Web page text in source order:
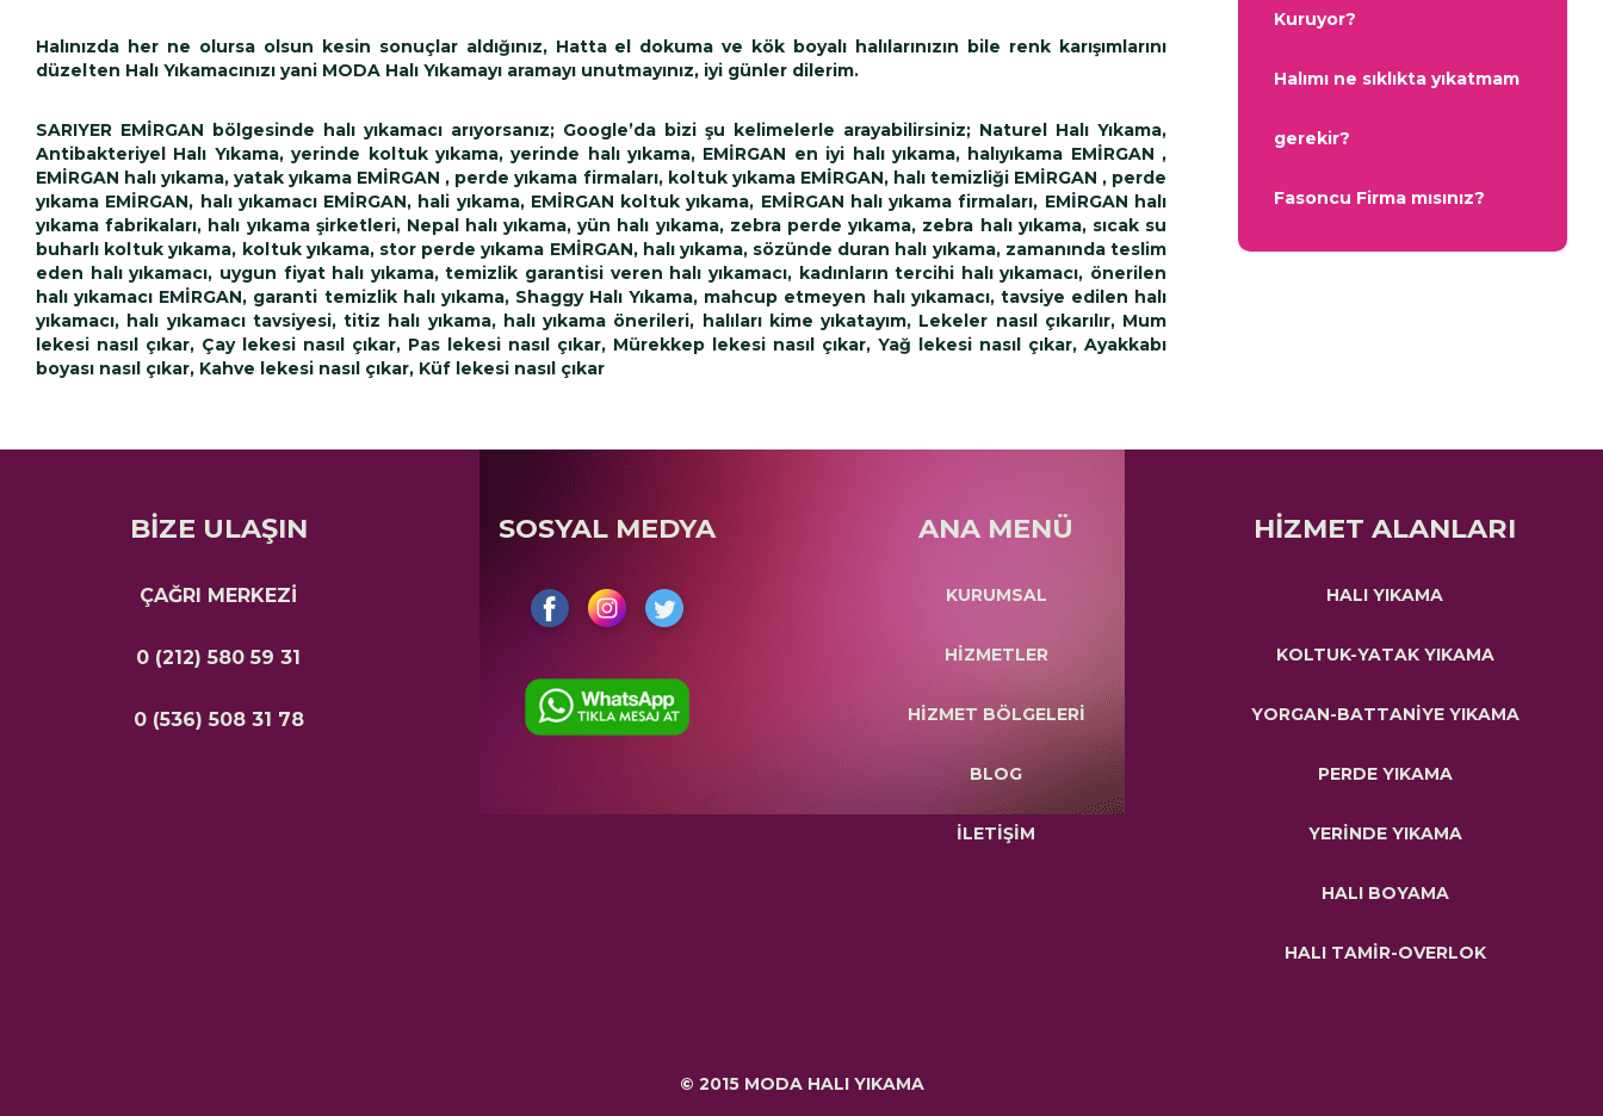
Halınızda her ne olursa olsun kesin sonuçlar aldığınız, Hatta el dokuma ve kök boyalı halılarınızın bile renk karışımlarını
düzelten Halı Yıkamacınızı yani MODA Halı Yıkamayı aramayı unutmayınız, iyi günler dilerim.
SARIYER EMİRGAN bölgesinde halı yıkamacı arıyorsanız; Google’da bizi şu kelimelerle arayabilirsiniz; Naturel Halı Yıkama,
Antibakteriyel Halı Yıkama, yerinde koltuk yıkama, yerinde halı yıkama, EMİRGAN en iyi halı yıkama, halıyıkama EMİRGAN ,
EMİRGAN halı yıkama, yatak yıkama EMİRGAN , perde yıkama firmaları, koltuk yıkama EMİRGAN, halı temizliği EMİRGAN , perde
yıkama EMİRGAN, halı yıkamacı EMİRGAN, hali yıkama, EMİRGAN koltuk yıkama, EMİRGAN halı yıkama firmaları, EMİRGAN halı
yıkama fabrikaları, halı yıkama şirketleri, Nepal halı yıkama, yün halı yıkama, zebra perde yıkama, zebra halı yıkama, sıcak su
buharlı koltuk yıkama, koltuk yıkama, stor perde yıkama EMİRGAN, halı yıkama, sözünde duran halı yıkama, zamanında teslim
eden halı yıkamacı, uygun fiyat halı yıkama, temizlik garantisi veren halı yıkamacı, kadınların tercihi halı yıkamacı, önerilen
halı yıkamacı EMİRGAN, garanti temizlik halı yıkama, Shaggy Halı Yıkama, mahcup etmeyen halı yıkamacı, tavsiye edilen halı
yıkamacı, halı yıkamacı tavsiyesi, titiz halı yıkama, halı yıkama önerileri, halıları kime yıkatayım, Lekeler nasıl çıkarılır, Mum
lekesi nasıl çıkar, Çay lekesi nasıl çıkar, Pas lekesi nasıl çıkar, Mürekkep lekesi nasıl çıkar, Yağ lekesi nasıl çıkar, Ayakkabı
boyası nasıl çıkar, Kahve lekesi nasıl çıkar, Küf lekesi nasıl çıkar
Kuruyor?
Halımı ne sıklıkta yıkatmam
gerekir?
Fasoncu Firma mısınız?
BİZE ULAŞIN
ÇAĞRI MERKEZİ
0 (212) 580 59 31
0 (536) 508 31 78
SOSYAL MEDYA ANA MENÜ
KURUMSAL
HİZMETLER
HİZMET BÖLGELERİ
BLOG
İLETİŞİM
HİZMET ALANLARI
HALI YIKAMA
KOLTUK-YATAK YIKAMA
YORGAN-BATTANİYE YIKAMA
PERDE YIKAMA
YERİNDE YIKAMA
HALI BOYAMA
HALI TAMİR-OVERLOK
© 2015 MODA HALI YIKAMA